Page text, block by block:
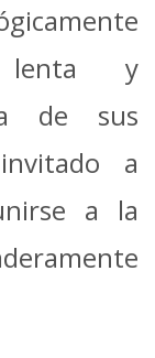
y
de sus
a
a la